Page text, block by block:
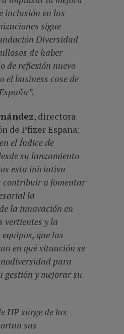
inclusión en las
sigue
Diversidad
de haber
de reflexión nuevo
el business case de
España”.
, directora
de Pfizer España:
el Índice de
su lanzamiento
esta iniciativa
contribuir a fomentar
la
la innovación en
vertientes y la
que las
en qué situación se
para
gestión y mejorar su
HP surge de las
sus